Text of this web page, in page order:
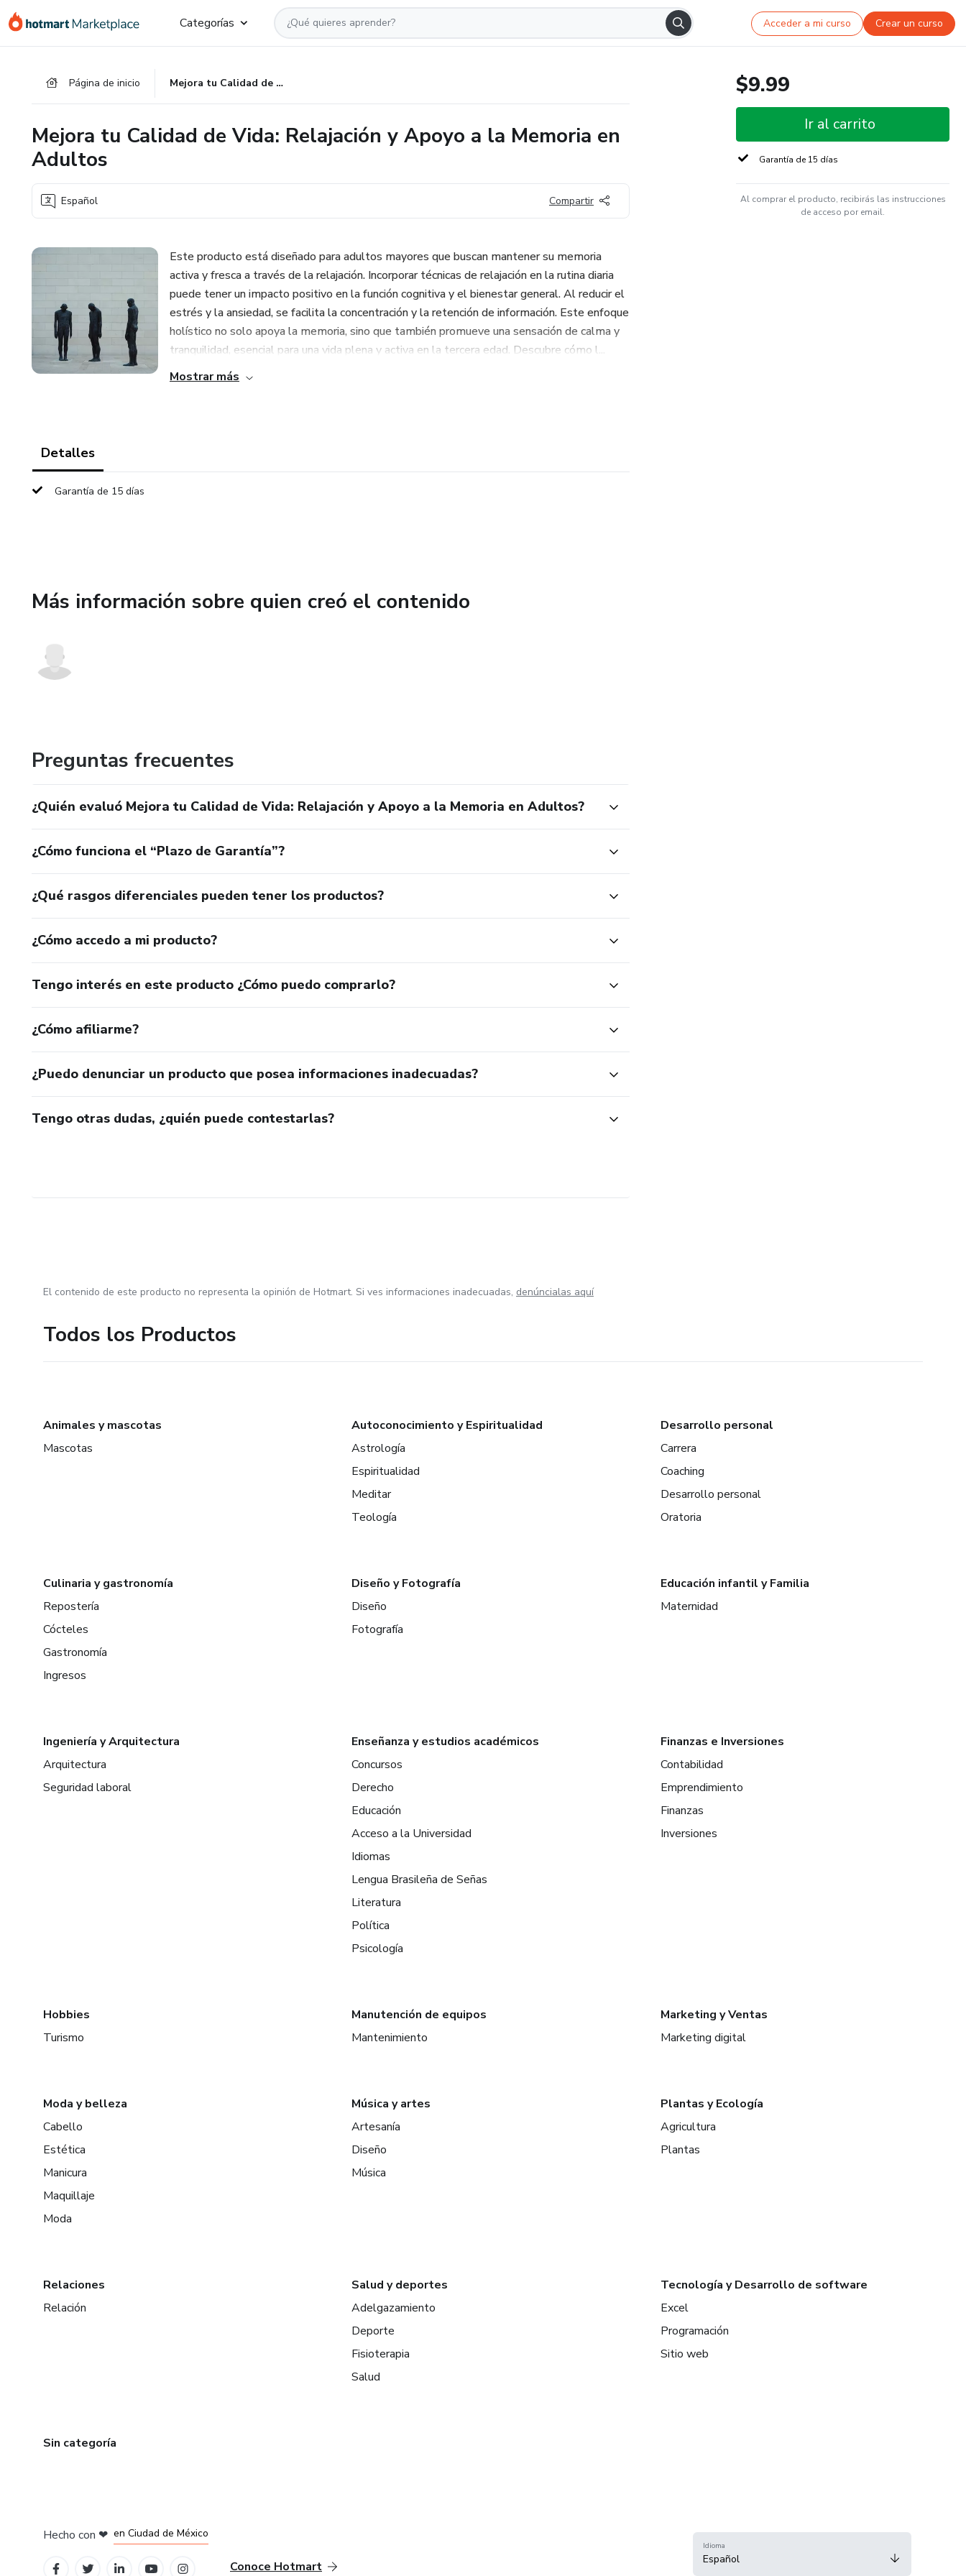
Categorías Acceder a mi curso Crear un curso
Página de inicio Mejora tu Calidad de Vida: Relajación y Apoyo a la Memoria en Adultos
Mejora tu Calidad de Vida: Relajación y Apoyo a la Memoria en
Adultos
Español Compartir
Este producto está diseñado para adultos mayores que buscan mantener su memoria
activa y fresca a través de la relajación. Incorporar técnicas de relajación en la rutina diaria
puede tener un impacto positivo en la función cognitiva y el bienestar general. Al reducir el
estrés y la ansiedad, se facilita la concentración y la retención de información. Este enfoque
holístico no solo apoya la memoria, sino que también promueve una sensación de calma y
tranquilidad, esencial para una vida plena y activa en la tercera edad. Descubre cómo l...
Mostrar más
Detalles
Garantía de 15 días
Más información sobre quien creó el contenido
Preguntas frecuentes
¿Quién evaluó Mejora tu Calidad de Vida: Relajación y Apoyo a la Memoria en Adultos?
¿Cómo funciona el “Plazo de Garantía”?
¿Qué rasgos diferenciales pueden tener los productos?
¿Cómo accedo a mi producto?
Tengo interés en este producto ¿Cómo puedo comprarlo?
¿Cómo afiliarme?
¿Puedo denunciar un producto que posea informaciones inadecuadas?
Tengo otras dudas, ¿quién puede contestarlas?
$9.99
Ir al carrito
Garantía de 15 días
Al comprar el producto, recibirás las instrucciones
de acceso por email.
El contenido de este producto no representa la opinión de Hotmart. Si ves informaciones inadecuadas, denúncialas aquí
Todos los Productos
Animales y mascotas
Mascotas
Autoconocimiento y Espiritualidad
Astrología
Espiritualidad
Meditar
Teología
Desarrollo personal
Carrera
Coaching
Desarrollo personal
Oratoria
Culinaria y gastronomía
Repostería
Cócteles
Gastronomía
Ingresos
Diseño y Fotografía
Diseño
Fotografía
Educación infantil y Familia
Maternidad
Ingeniería y Arquitectura
Arquitectura
Seguridad laboral
Enseñanza y estudios académicos
Concursos
Derecho
Educación
Acceso a la Universidad
Idiomas
Lengua Brasileña de Señas
Literatura
Política
Psicología
Finanzas e Inversiones
Contabilidad
Emprendimiento
Finanzas
Inversiones
Hobbies
Turismo
Manutención de equipos
Mantenimiento
Marketing y Ventas
Marketing digital
Moda y belleza
Cabello
Estética
Manicura
Maquillaje
Moda
Música y artes
Artesanía
Diseño
Música
Plantas y Ecología
Agricultura
Plantas
Relaciones
Relación
Salud y deportes
Adelgazamiento
Deporte
Fisioterapia
Salud
Tecnología y Desarrollo de software
Excel
Programación
Sitio web
Sin categoría
Hecho con ❤ en Ciudad de México
Conoce Hotmart
Idioma
Español